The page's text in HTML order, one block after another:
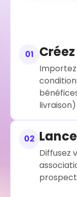
01
livraison)
02
Diffusez